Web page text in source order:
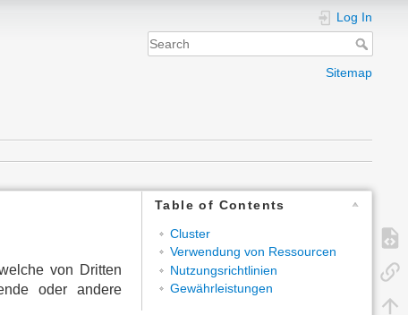
Log In
Sitemap
Table of Contents
Cluster
Verwendung von Ressourcen
Nutzungsrichtlinien
Gewährleistungen
von Dritten
oder andere